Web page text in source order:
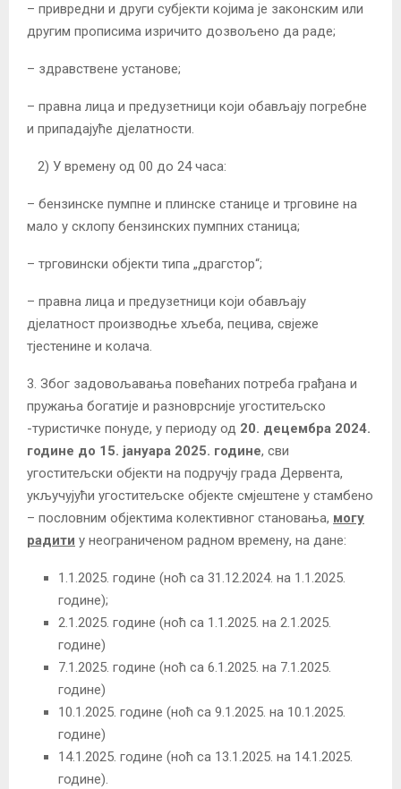
– привредни и други субјекти којима је законским или
другим прописима изричито дозвољено да раде;
– здравствене установе;
– правна лица и предузетници који обављају погребне
и припадајуће дјелатности.
2) У времену од 00 до 24 часа:
– бензинске пумпне и плинске станице и трговине на
мало у склопу бензинских пумпних станица;
– трговински објекти типа „драгстор“;
– правна лица и предузетници који обављају
дјелатност производње хљеба, пецива, свјеже
тјестенине и колача.
3. Због задовољавања повећаних потреба грађана и
пружања богатије и разноврсније угоститељско
-туристичке понуде, у периоду од 20. децембра 2024.
године до 15. јануара 2025. године, сви
угоститељски објекти на подручју града Дервента,
укључујући угоститељске објекте смјештене у стамбено
– пословним објектима колективног становања, могу
радити у неограниченом радном времену, на дане:
1.1.2025. године (ноћ са 31.12.2024. на 1.1.2025.
године);
2.1.2025. године (ноћ са 1.1.2025. на 2.1.2025.
године)
7.1.2025. године (ноћ са 6.1.2025. на 7.1.2025.
године)
10.1.2025. године (ноћ са 9.1.2025. на 10.1.2025.
године)
14.1.2025. године (ноћ са 13.1.2025. на 14.1.2025.
године).